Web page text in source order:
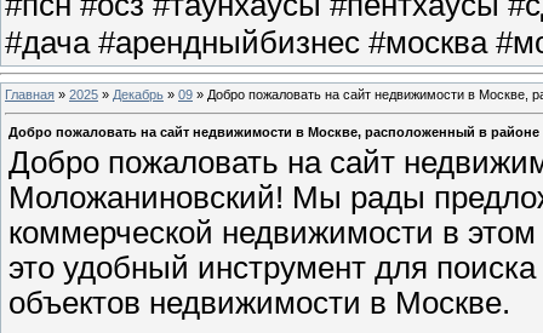
#дача #арендныйбизнес #москва
Главная » 2025 » Декабрь » 09 » Добро пожаловать на сайт недвижимости в Москве,
Добро пожаловать на сайт недвижимости в Москве, расположенный в
Добро пожаловать на сайт
Моложаниновский! Мы рады
коммерческой недвижимости в
это удобный инструмент для
объектов недвижимости в Москве.